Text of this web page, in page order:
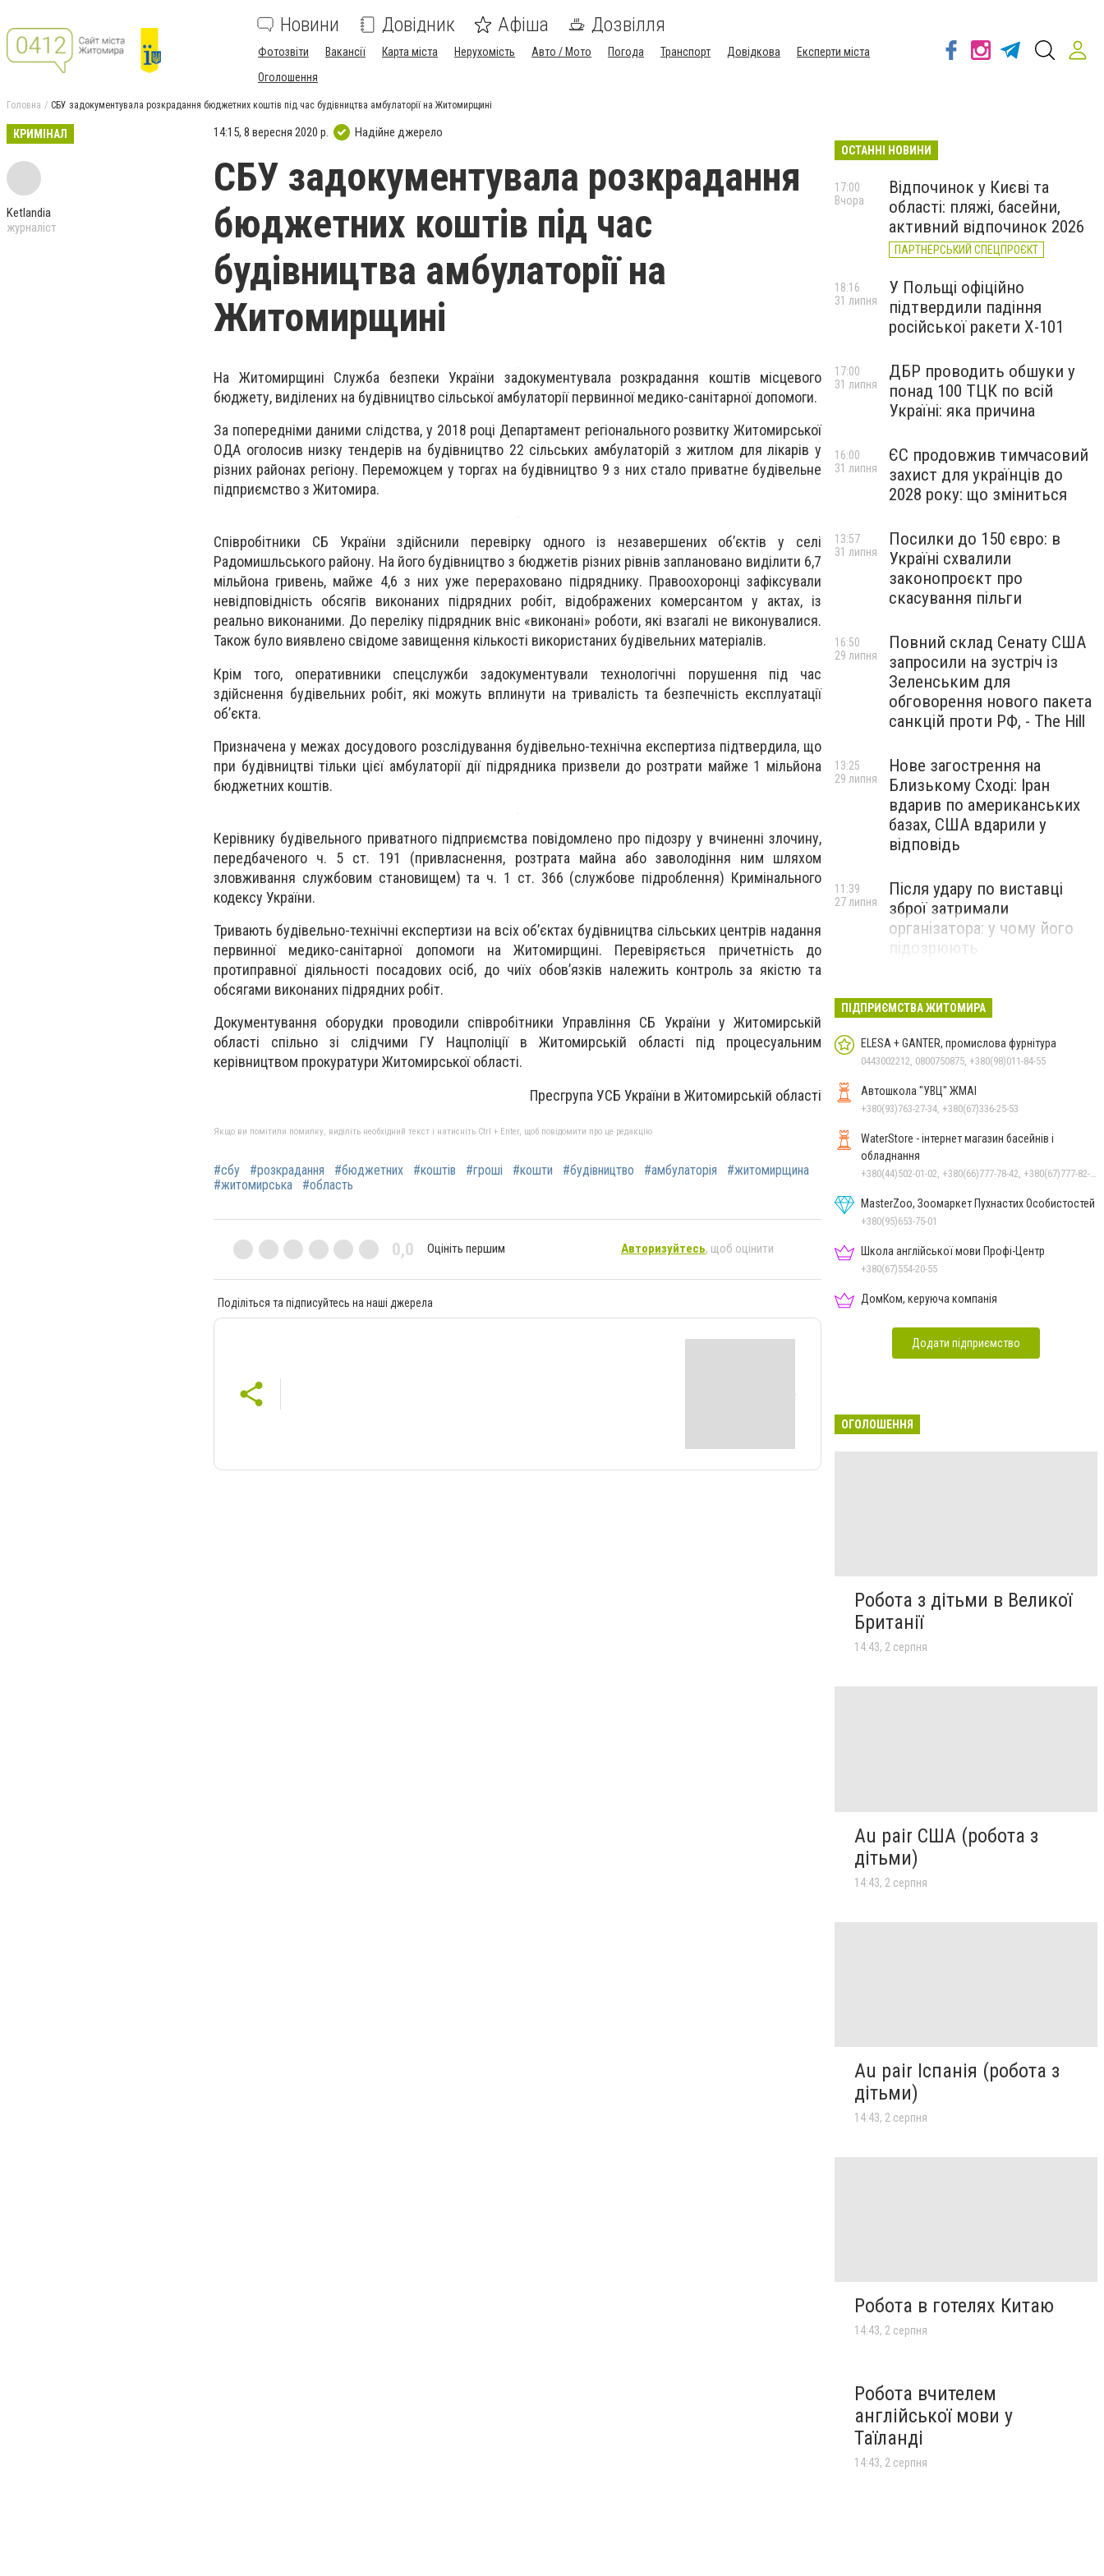
Новини Довідник Афіша Дозвілля
Фотозвіти Вакансії Карта міста Нерухомість Авто / Мото Погода Транспорт Довідкова
Експерти міста
Оголошення
Головна СБУ задокументувала розкрадання бюджетних коштів під час будівництва амбулаторії на Житомирщині
КРИМІНАЛ
Ketlandia
журналіст
14:15, 8 вересня 2020 р. Надійне джерело
СБУ задокументувала розкрадання
бюджетних коштів під час
будівництва амбулаторії на
Житомирщині
На Житомирщині Служба безпеки України задокументувала розкрадання коштів місцевого
бюджету, виділених на будівництво сільської амбулаторії первинної медико-санітарної допомоги.
За попередніми даними слідства, у 2018 році Департамент регіонального розвитку Житомирської
ОДА оголосив низку тендерів на будівництво 22 сільських амбулаторій з житлом для лікарів у
різних районах регіону. Переможцем у торгах на будівництво 9 з них стало приватне будівельне
підприємство з Житомира.
Співробітники СБ України здійснили перевірку одного із незавершених об’єктів у селі
Радомишльського району. На його будівництво з бюджетів різних рівнів заплановано виділити 6,7
мільйона гривень, майже 4,6 з них уже перераховано підряднику. Правоохоронці зафіксували
невідповідність обсягів виконаних підрядних робіт, відображених комерсантом у актах, із
реально виконаними. До переліку підрядник вніс «виконані» роботи, які взагалі не виконувалися.
Також було виявлено свідоме завищення кількості використаних будівельних матеріалів.
Крім того, оперативники спецслужби задокументували технологічні порушення під час
здійснення будівельних робіт, які можуть вплинути на тривалість та безпечність експлуатації
об’єкта.
Призначена у межах досудового розслідування будівельно-технічна експертиза підтвердила, що
при будівництві тільки цієї амбулаторії дії підрядника призвели до розтрати майже 1 мільйона
бюджетних коштів.
Керівнику будівельного приватного підприємства повідомлено про підозру у вчиненні злочину,
передбаченого ч. 5 ст. 191 (привласнення, розтрата майна або заволодіння ним шляхом
зловживання службовим становищем) та ч. 1 ст. 366 (службове підроблення) Кримінального
кодексу України.
Тривають будівельно-технічні експертизи на всіх об’єктах будівництва сільських центрів надання
первинної медико-санітарної допомоги на Житомирщині. Перевіряється причетність до
протиправної діяльності посадових осіб, до чиїх обов’язків належить контроль за якістю та
обсягами виконаних підрядних робіт.
Документування оборудки проводили співробітники Управління СБ України у Житомирській
області спільно зі слідчими ГУ Нацполіції в Житомирській області під процесуальним
керівництвом прокуратури Житомирської області.
Пресгрупа УСБ України в Житомирській області
Якщо ви помітили помилку, виділіть необхідний текст і натисніть Ctrl + Enter, щоб повідомити про це редакцію
#сбу #розкрадання #бюджетних #коштів #гроші #кошти #будівництво #амбулаторія
#житомирщина
#житомирська
#область
0,0 Оцініть першим Авторизуйтесь, щоб оцінити
Поділіться та підписуйтесь на наші джерела
ОСТАННІ НОВИНИ
Відпочинок у Києві та
області: пляжі, басейни,
активний відпочинок 2026
ПАРТНЕРСЬКИЙ СПЕЦПРОЄКТ
17:00
Вчора
У Польщі офіційно
підтвердили падіння
російської ракети Х-101
18:16
31 липня
ДБР проводить обшуки у
понад 100 ТЦК по всій
Україні: яка причина
17:00
31 липня
ЄС продовжив тимчасовий
захист для українців до
2028 року: що зміниться
16:00
31 липня
Посилки до 150 євро: в
Україні схвалили
законопроєкт про
скасування пільги
13:57
31 липня
Повний склад Сенату США
запросили на зустріч із
Зеленським для
обговорення нового пакета
санкцій проти РФ, - The Hill
16:50
29 липня
Нове загострення на
Близькому Сході: Іран
вдарив по американських
базах, США вдарили у
відповідь
13:25
29 липня
Після удару по виставці
зброї затримали
організатора: у чому його
підозрюють
11:39
27 липня
ПІДПРИЄМСТВА ЖИТОМИРА
ELESA + GANTER, промислова фурнітура
0443002212, 0800750875, +380(98)011-84-55
Автошкола "УВЦ" ЖМАІ
+380(93)763-27-34, +380(67)336-25-53
WaterStore - інтернет магазин басейнів і
обладнання
+380(44)502-01-02, +380(66)777-78-42, +380(67)777-82-19, +380(67)890-80-80, +380(73)890-80-80, +380(44)502-01-03
MasterZoo, Зоомаркет Пухнастих Особистостей
+380(95)653-75-01
Школа англійської мови Профі-Центр
+380(67)554-20-55
ДомКом, керуюча компанія
Додати підприємство
ОГОЛОШЕННЯ
Робота з дітьми в Великої
Британії
14:43, 2 серпня
Au pair США (робота з
дітьми)
14:43, 2 серпня
Au pair Іспанія (робота з
дітьми)
14:43, 2 серпня
Робота в готелях Китаю
14:43, 2 серпня
Робота вчителем
англійської мови у
Таїланді
14:43, 2 серпня